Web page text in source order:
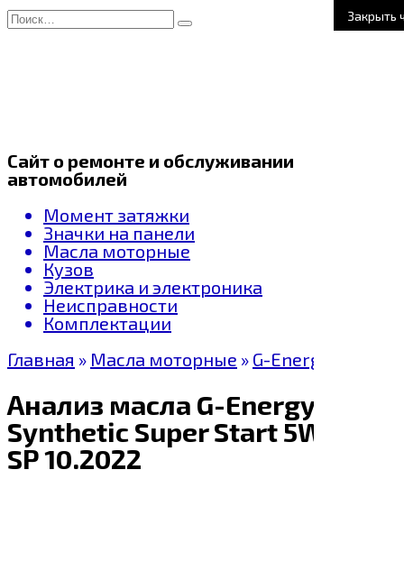
Закрыть
Перейти
к
Search
for:
Сайт о ремонте и обслуживании
автомобилей
Момент затяжки
Значки на панели
Масла моторные
Кузов
Электрика и электроника
Неисправности
Комплектации
Главная » Масла моторные » G-Energy
Анализ масла G-Energy
Synthetic Super Start 5W-30
SP 10.2022